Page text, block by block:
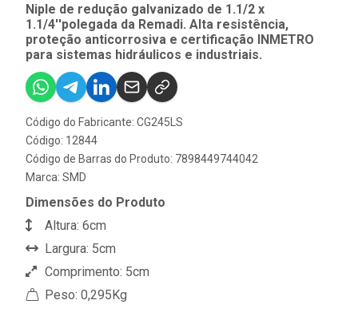
Niple de redução galvanizado de 1.1/2 x
1.1/4''polegada da Remadi. Alta resistência,
proteção anticorrosiva e certificação INMETRO
para sistemas hidráulicos e industriais.
Código do Fabricante: CG245LS
Código: 12844
Código de Barras do Produto: 7898449744042
Marca: SMD
Dimensões do Produto
Altura: 6cm
Largura: 5cm
Comprimento: 5cm
Peso: 0,295Kg